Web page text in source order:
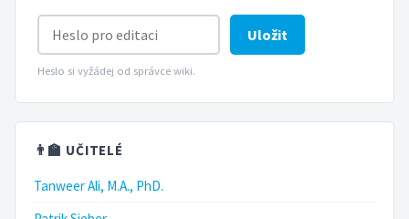
Uložit
Heslo si vyžádej od správce wiki.
👨‍🏫 UČITELÉ
Tanweer Ali, M.A., PhD.